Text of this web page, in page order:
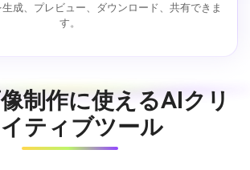
生成、プレビュー、ダウンロード、共有できま
す。
制作に使えるAIクリ
ティブツール